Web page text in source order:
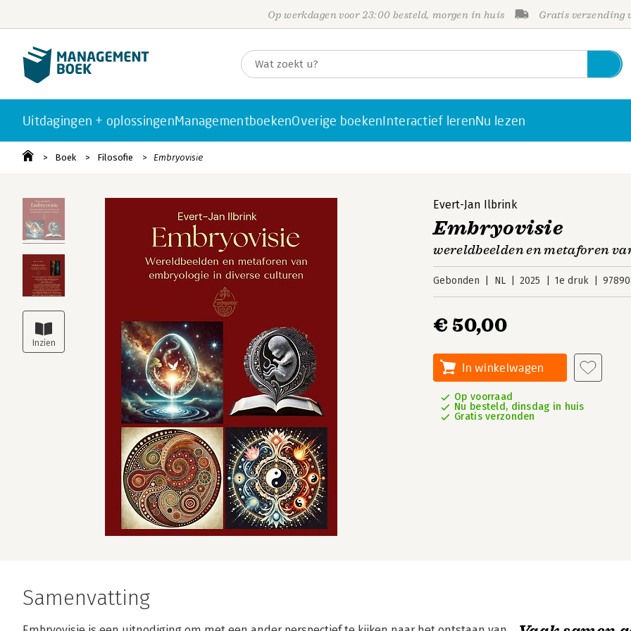
Op werkdagen voor 23:00 besteld, morgen in huis Gratis verzending
Uitdagingen + oplossingenManagementboekenOverige boekenInteractief lerenNu lezen
Boek Filosofie Embryovisie
Evert-Jan Ilbrink
Embryovisie
wereldbeelden en metaforen
Gebonden NL 2025 1e druk
€ 50,00
In winkelwagen
Op voorraad
Nu besteld, dinsdag in huis
Gratis verzonden
Samenvatting